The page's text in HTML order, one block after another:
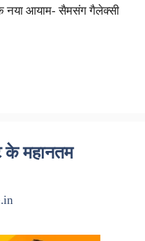
नया आयाम- सैमसंग गैलेक्सी
के महानतम